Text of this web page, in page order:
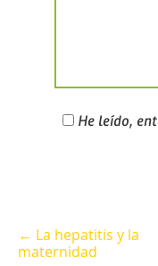
He leído,
← La hepatitis y la
maternidad